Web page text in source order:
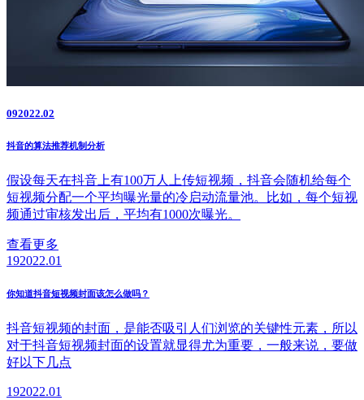
092022.02
抖音的算法推荐机制分析
假设每天在抖音上有100万人上传短视频，抖音会随机给每个
短视频分配一个平均曝光量的冷启动流量池。比如，每个短视
频通过审核发出后，平均有1000次曝光。
查看更多
192022.01
你知道抖音短视频封面该怎么做吗？
抖音短视频的封面，是能否吸引人们浏览的关键性元素，所以
对于抖音短视频封面的设置就显得尤为重要，一般来说，要做
好以下几点
192022.01